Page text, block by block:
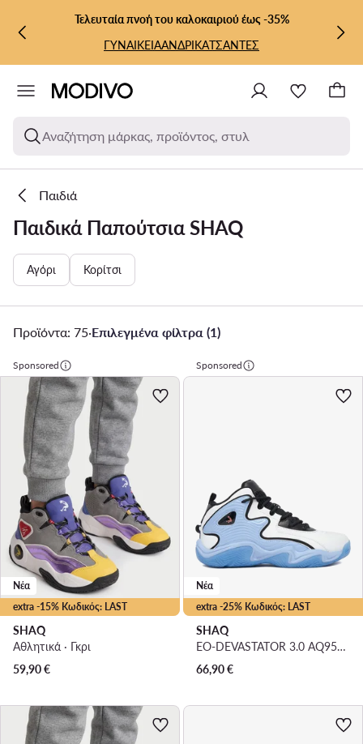
ΜΕΤΆΒΑΣΗ ΣΤΟ ΚΎΡΙΟ ΠΕΡΙΕΧΌΜΕΝΟ
ΜΕΤΆΒΑΣΗ ΣΤΗΝ ΑΝΑΖΉΤΗΣΗ
Τελευταία πνοή του καλοκαιριού έως -35%
ΓΥΝΑΙΚΕΙΑΑΝΔΡΙΚΑΤΣΑΝΤΕΣ
Αναζήτηση μάρκας, προϊόντος, στυλ
Παιδιά
Παιδικά Παπούτσια SHAQ
Αγόρι Κορίτσι
Προϊόντα: 75·Επιλεγμένα φίλτρα (1)
Sponsored
extra -15% Κωδικός: LAST
Νέα
SHAQ
Αθλητικά · Γκρι
59,90€
Sponsored
extra -25% Κωδικός: LAST
Νέα
SHAQ
EO-DEVASTATOR 3.0 AQ95078B-WL · Μπασκετικά Παπούτσια
66,90€